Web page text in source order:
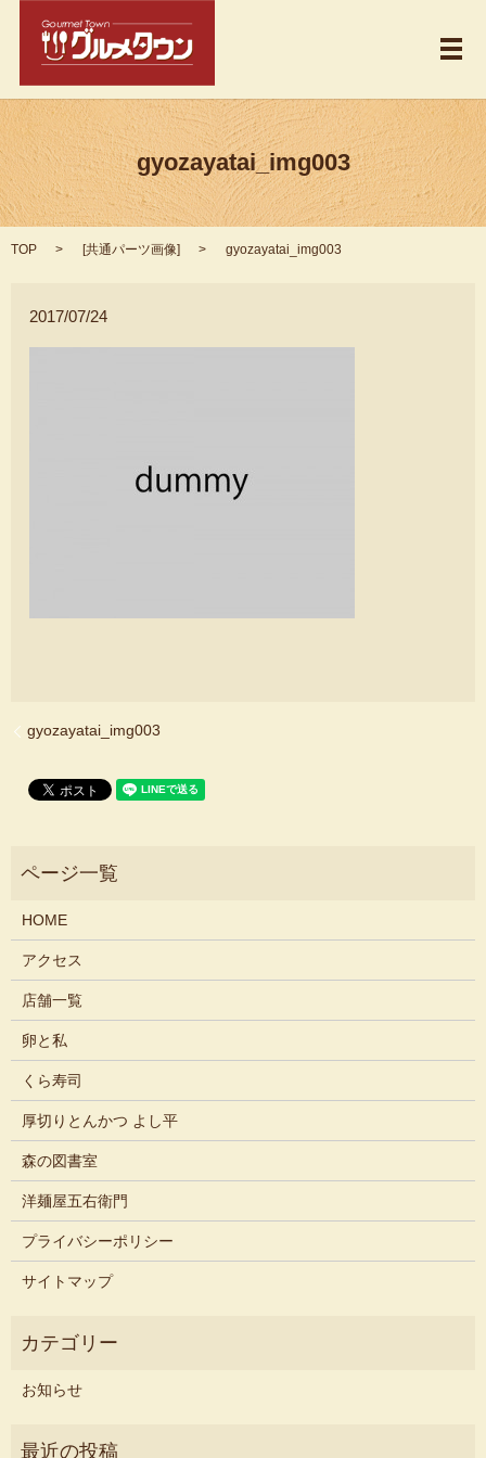
メ
gyozayatai_img003
TOP [共通パーツ画像] gyozayatai_img003
2017/07/24
gyozayatai_img003
HOME
アクセス
店舗一覧
卵と私
くら寿司
厚切りとんかつ よし平
森の図書室
洋麺屋五右衛門
プライバシーポリシー
サイトマップ
お知らせ